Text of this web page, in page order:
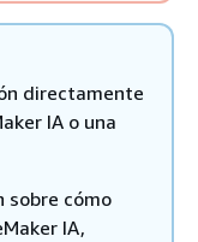
directamente
IA o una
sobre cómo
IA,